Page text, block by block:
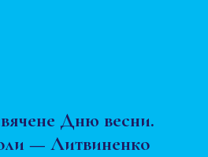
Дню весни.
— Литвиненко